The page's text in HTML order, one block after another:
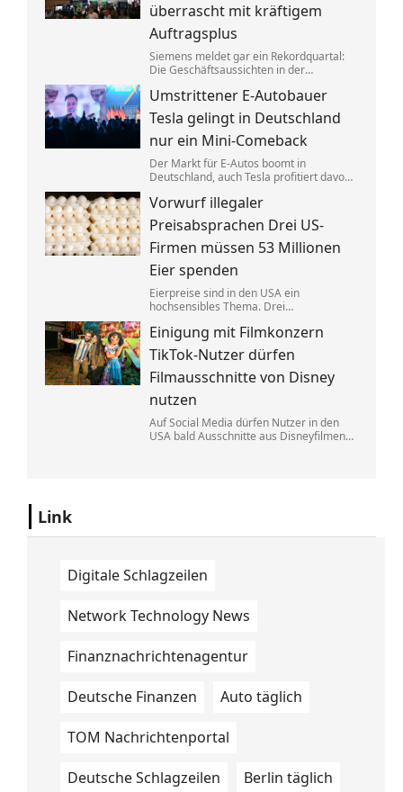
überrascht mit kräftigem
Auftragsplus
Siemens meldet gar ein Rekordquartal:
Die Geschäftsaussichten in der
spürbar verbessert. Dahinter stecken
jedoch vor allem Großaufträge, teils auch
aus Übersee.
Umstrittener E-Autobauer
Tesla gelingt in Deutschland
nur ein Mini-Comeback
Der Markt für E-Autos boomt in
Deutschland, auch Tesla profitiert davon.
geführte Konzern jedoch nicht zurück.
Eine exklusive Studie erklärt, warum.
Vorwurf illegaler
Preisabsprachen Drei US-
Firmen müssen 53 Millionen
Eier spenden
Eierpreise sind in den USA ein
hochsensibles Thema. Drei
sich dabei illegalerweise abgesprochen
zu haben. Sie einigten sich mit der Justiz –
und liefern jetzt im großen Stil.
Einigung mit Filmkonzern
TikTok-Nutzer dürfen
Filmausschnitte von Disney
nutzen
Auf Social Media dürfen Nutzer in den
USA bald Ausschnitte aus Disneyfilmen
Link
Digitale Schlagzeilen
Network Technology News
Finanznachrichtenagentur
Deutsche Finanzen Auto täglich
TOM Nachrichtenportal
Deutsche Schlagzeilen Berlin täglich